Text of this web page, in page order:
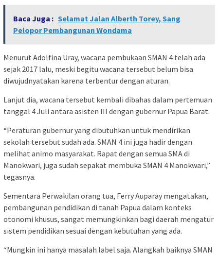
Baca Juga : Selamat Jalan Alberth Torey, Sang
Pelopor Pembangunan Wondama
Menurut Adolfina Uray, wacana pembukaan SMAN 4 telah ada
sejak 2017 lalu, meski begitu wacana tersebut belum bisa
diwujudnyatakan karena terbentur dengan aturan.
Lanjut dia, wacana tersebut kembali dibahas dalam pertemuan
tanggal 4 Juli antara asisten III dengan gubernur Papua Barat.
“Peraturan gubernur yang dibutuhkan untuk mendirikan
sekolah tersebut sudah ada. SMAN 4 ini juga hadir dengan
melihat animo masyarakat. Rapat dengan semua SMA di
Manokwari, juga sudah sepakat membuka SMAN 4 Manokwari,”
tegasnya.
Sementara Perwakilan orang tua, Ferry Auparay mengatakan,
pembangunan pendidikan di tanah Papua dalam konteks
otonomi khusus, sangat memungkinkan bagi daerah mengatur
sistem pendidikan sesuai dengan kebutuhan yang ada.
“Mungkin ini hanya masalah label saja. Alangkah baiknya SMAN